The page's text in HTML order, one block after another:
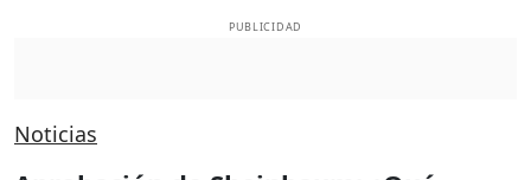
PUBLICIDAD
Noticias